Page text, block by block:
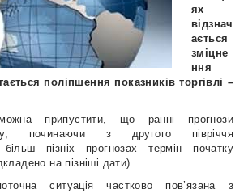
ях
відзнач
ається
зміцне
ння
поліпшення показників торгівлі –
припустити, що ранні прогнози
починаючи з другого півріччя
пізніх прогнозах термін початку
на пізніші дати).
ситуація частково пов’язана з